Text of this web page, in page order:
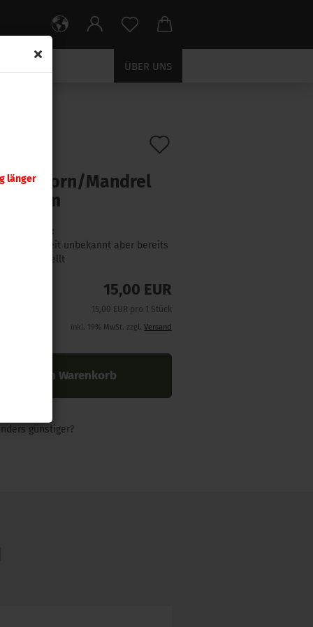
länger
ÜBER UNS
Mandrel
mm
Lieferzeit:
Lieferzeit unbekannt aber bereits
nachbestellt
15,00 EUR
15,00 EUR pro 1 Stück
inkl. 19% MwSt. zzgl. Versand
In den Warenkorb
günstiger?